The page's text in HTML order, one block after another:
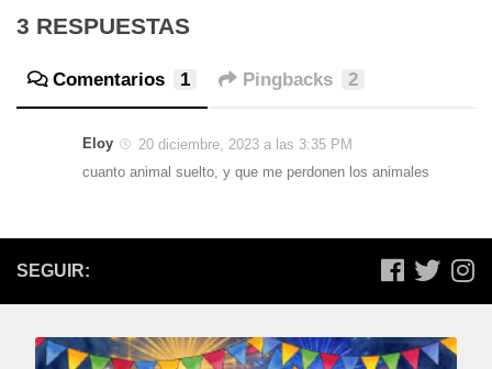
3 RESPUESTAS
Comentarios 1 Pingbacks 2
Eloy
20 diciembre, 2023 a las 3:35 PM
cuanto animal suelto, y que me perdonen los animales
SEGUIR: